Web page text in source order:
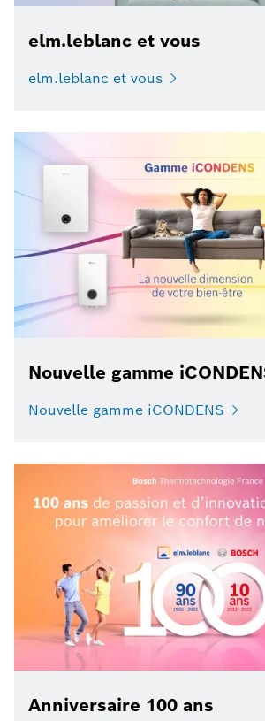
elm.leblanc et vous
elm.leblanc et vous
Nouvelle gamme
Nouvelle gamme iCONDENS
Anniversaire 100 ans